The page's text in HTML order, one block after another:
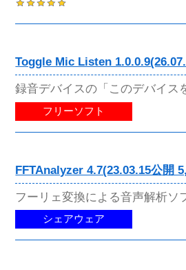
Toggle Mic Listen
録音デバイスの「このデバイス
フリーソフト
FFTAnalyzer 4.7(23.03.15公開
フーリェ変換による音声解析ソ
シェアウェア